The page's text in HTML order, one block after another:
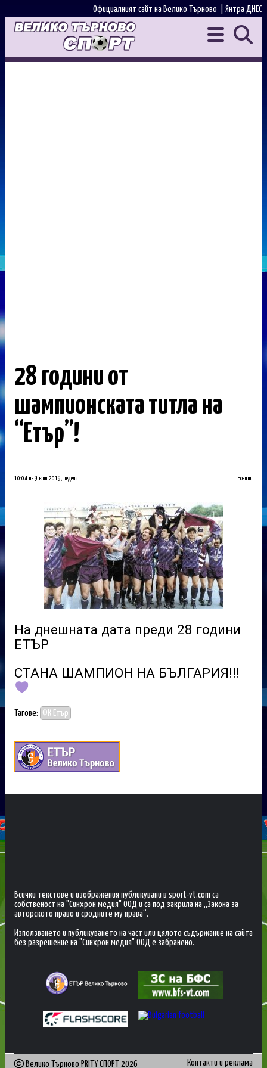
Янтра ДНЕС
Официалният сайт на Велико Търново |
28 години от
шампионската титла на
“Етър”!
10:04 на 9 юни 2019, неделя Новини
На днешната дата преди 28 години
ЕТЪР
СТАНА ШАМПИОН НА БЪЛГАРИЯ!!!
Тагове: ФК Етър
Всички текстове и изображения публикувани в sport-vt.com са
собственост на "Синхрон медия" ООД и са под закрила на „Закона за
авторското право и сродните му права“.
Използването и публикуването на част или цялото съдържание на сайта
без разрешение на "Синхрон медия" ООД е забранено.
Велико Търново PRITY СПОРТ 2026 Контакти и реклама